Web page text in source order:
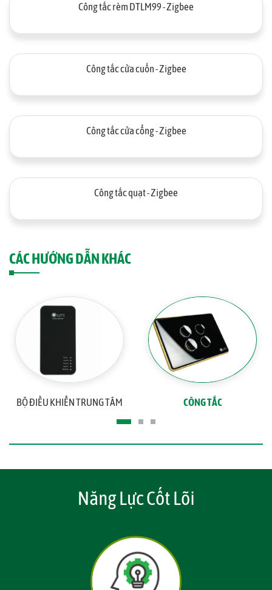
Công tắc rèm DTLM99 - Zigbee
Công tắc cửa cuốn - Zigbee
Công tắc cửa cổng - Zigbee
Công tắc quạt - Zigbee
CÁC HƯỚNG DẪN KHÁC
BỘ ĐIỀU KHIỂN TRUNG TÂM CÔNG TẮC
Năng Lực Cốt Lõi